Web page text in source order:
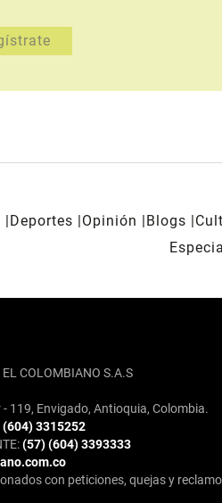
Deportes Opinión Blogs
COLOMBIANO S.A.S
- 119, Envigado, Antioquia, Colombia.
(604) 3315252
(57) (604) 3393333
con peticiones, quejas y